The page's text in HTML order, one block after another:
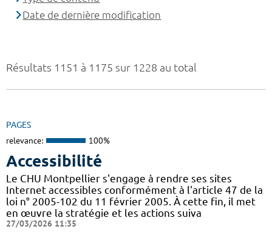
Résultats 1151 à 1175 sur 1228 au total
PAGES
relevance: 100%
Accessibilité
Le CHU Montpellier s'engage à rendre ses sites
Internet accessibles conformément à l'article 47 de la
loi n° 2005-102 du 11 février 2005. À cette fin, il met
en œuvre la stratégie et les actions suiva
27/03/2026 11:35
Date de dernière modification